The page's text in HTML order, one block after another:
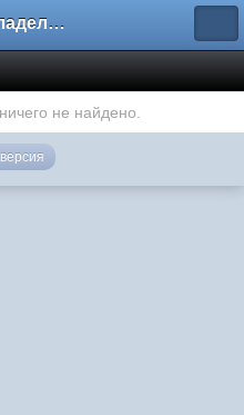
Форум владельцев интернет-магазинов
не найдено.